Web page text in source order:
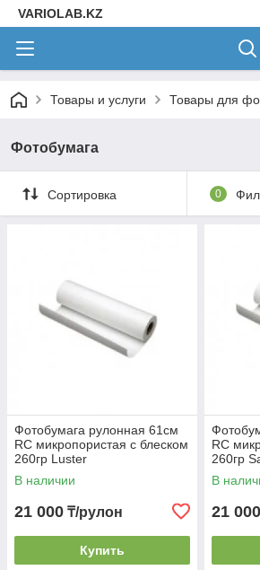
VARIOLAB.KZ
Товары и услуги Товары для
Фотобумага
Сортировка 0
Фотобумага рулонная 61см
RC микропористая с блеском
260гр Luster
В наличии
21 000 ₸/рулон
Купить
RC
260гр
В
21 000